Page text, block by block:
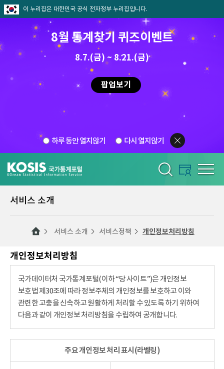
이 누리집은 대한민국 공식 전자정부 누리집입니다.
8월 통계찾기 퀴즈이벤트
8.7.(금) ~ 8.21.(금)
팝업보기
하루 동안 열지않기 다시 열지않기
서비스 소개
서비스 소개 서비스정책 개인정보처리방침
개인정보처리방침
국가데이터처 국가통계포털(이하 “당 사이트”)은 개인정보
보호법 제30조에 따라 정보주체의 개인정보를 보호하고 이와
관련한 고충을 신속하고 원활하게 처리할 수 있도록 하기 위하여
다음과 같이 개인정보 처리방침을 수립하여 공개합니다.
주요 개인정보 처리 표시(라벨링)